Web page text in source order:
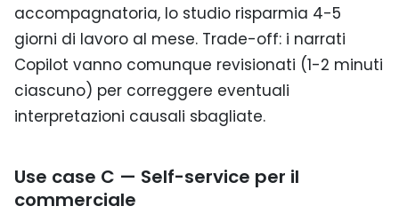
accompagnatoria, lo studio risparmia 4-5
giorni di lavoro al mese. Trade-off: i narrati
Copilot vanno comunque revisionati (1-2 minuti
ciascuno) per correggere eventuali
interpretazioni causali sbagliate.
Use case C — Self-service per il
commerciale